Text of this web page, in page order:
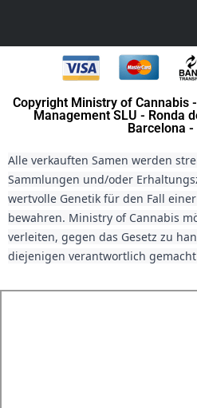
Copyright Ministry of Cannabis
Management SLU - Ronda
Barcelona -
Alle verkauften Samen werden
Sammlungen und/oder
wertvolle Genetik für den Fall
bewahren. Ministry of Cannabis
verleiten, gegen das Gesetz zu
diejenigen verantwortlich